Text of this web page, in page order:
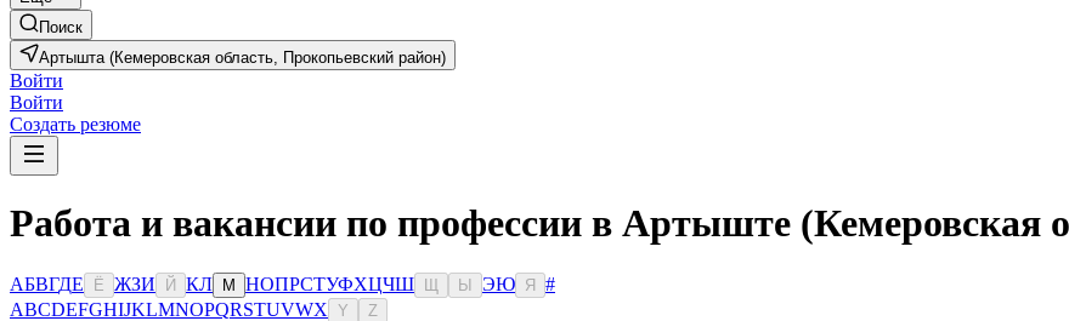
Поиск
Артышта (Кемеровская область, Прокопьевский район)
Войти
Войти
Создать резюме
Работа и вакансии по профессии в Артыште (Кемеровская
АБВГДЕ Ё ЖЗИ Й КЛ М НОПРСТУФХЦЧШ Ы ЭЮ Я
#
ABCDEFGHIJKLMNOPQRSTUVWX Y Z